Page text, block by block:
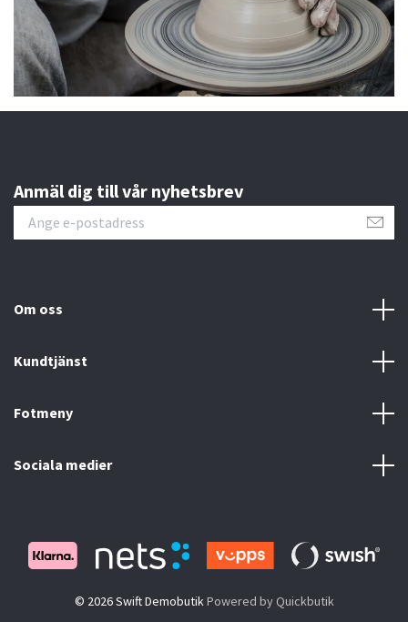
Anmäl dig till vår nyhetsbrev
Om oss
Kundtjänst
Fotmeny
Sociala medier
© 2026 Swift DemobutikPowered by Quickbutik